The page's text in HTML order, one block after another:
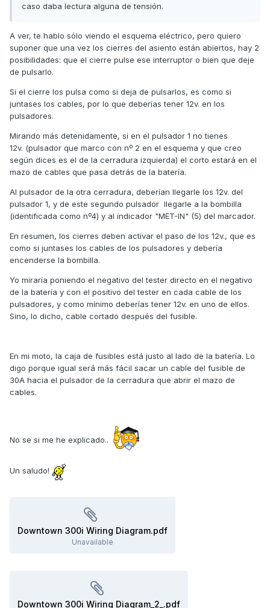
caso daba lectura alguna de tensión.
A ver, te hablo sólo viendo el esquema eléctrico, pero quiero
suponer que una vez los cierres del asiento están abiertos, hay 2
posibilidades: que el cierre pulse ese interruptor o bien que deje
de pulsarlo.
Si el cierre los pulsa como si deja de pulsarlos, es como si
juntases los cables, por lo que deberías tener 12v. en los
pulsadores.
Mirando más detenidamente, si en el pulsador 1 no tienes
12v. (pulsador que marco con nº 2 en el esquema y que creo
según dices es el de la cerradura izquierda) el corto estará en el
mazo de cables que pasa detrás de la batería.
Al pulsador de la otra cerradura, deberían llegarle los 12v. del
pulsador 1, y de este segundo pulsador llegarle a la bombilla
(identificada como nº4) y al indicador "MET-IN" (5) del marcador.
En resumen, los cierres deben activar el paso de los 12v., que es
como si juntases los cables de los pulsadores y debería
encenderse la bombilla.
Yo miraría poniendo el negativo del tester directo en el negativo
de la batería y con el positivo del tester en cada cable de los
pulsadores, y como mínimo deberías tener 12v. en uno de ellos.
Sino, lo dicho, cable cortado después del fusible.
En mi moto, la caja de fusibles está justo al lado de la batería. Lo
digo porque igual será más fácil sacar un cable del fusible de
30A hacia el pulsador de la cerradura que abrir el mazo de
cables.
No se si me he explicado..
Un saludo!
Downtown 300i Wiring Diagram.pdf
Unavailable
Downtown 300i Wiring Diagram_2_.pdf